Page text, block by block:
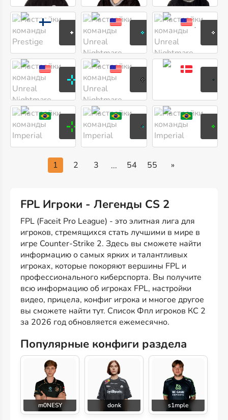
oopee
Пийспанен
Jachro
Джеймс
j3nni
Джейк
Sharpie
Саймон
Тейлор
brawckzz Folke
Магнус
chelo
Марсело
Сеспедес
VINI
Виниций
Фигуэйреду
Лукас
Баселар
1 2 3 ... 54 55 »
FPL Игроки - Легенды CS 2
FPL (Faceit Pro League) - это элитная лига для
игроков, стремящихся стать лучшими в мире в
игре Counter-Strike 2. Здесь вы сможете найти
информацию о самых ярких и талантливых
игроках, которые покоряют вершины FPL и
профессионального киберспорта. Вы получите
всю информацию об игроках FPL, настройки
видео, прицела, конфиг игрока и многое другое
вы сможете найти тут. Список Фпл игроков КС 2
за 2026 год обновляется ежемесячно.
Популярные конфиги раздела
m0NESY donk s1mple